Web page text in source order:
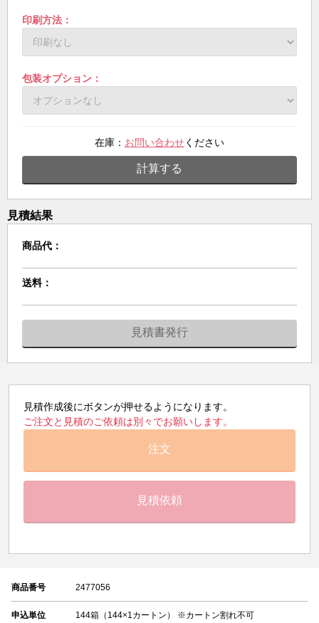
印刷方法：
包装オプション：
在庫： お問い合わせください
計算する
見積結果
商品代：
送料：
見積書発行
見積作成後にボタンが押せるようになります。
ご注文と見積のご依頼は別々でお願いします。
注文
見積依頼
商品番号 2477056
申込単位 144箱（144×1カートン） ※カートン割れ不可